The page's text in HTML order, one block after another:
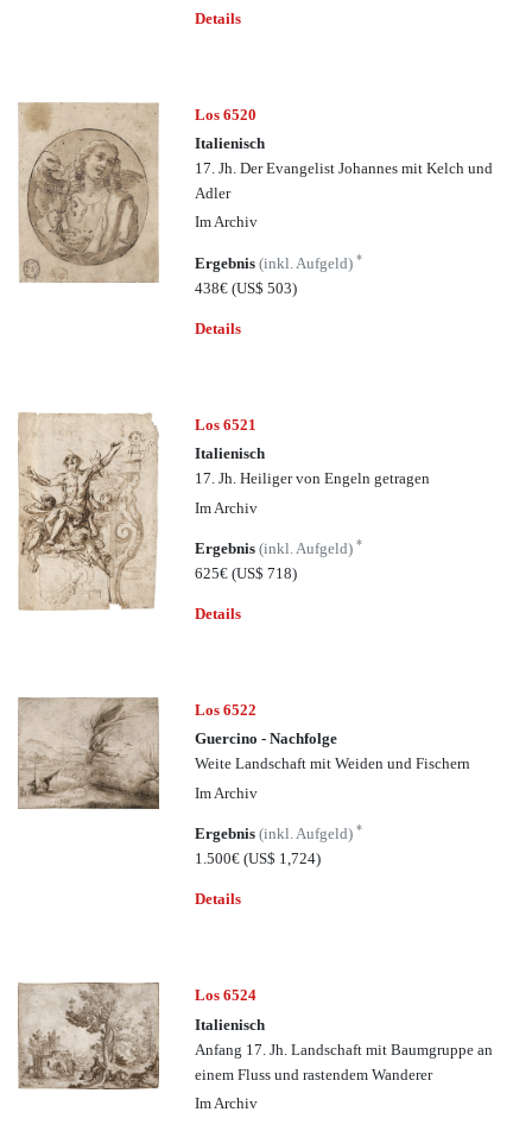
Details
Los 6520
Italienisch
17. Jh. Der Evangelist Johannes mit Kelch und
Adler
Im Archiv
Ergebnis(inkl. Aufgeld)*
438€(US$ 503)
Details
Los 6521
Italienisch
17. Jh. Heiliger von Engeln getragen
Im Archiv
Ergebnis(inkl. Aufgeld)*
625€(US$ 718)
Details
Los 6522
Guercino - Nachfolge
Weite Landschaft mit Weiden und Fischern
Im Archiv
Ergebnis(inkl. Aufgeld)*
1.500€(US$ 1,724)
Details
Los 6524
Italienisch
Anfang 17. Jh. Landschaft mit Baumgruppe an
einem Fluss und rastendem Wanderer
Im Archiv